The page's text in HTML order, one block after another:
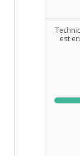
est